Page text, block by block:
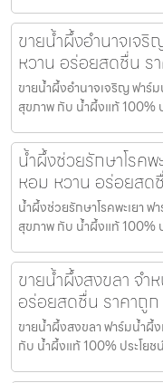
ขายน้ำผึ้งอำนาจเจ
หวาน อร่อยสดชื่น ร
ขายน้ำผึ้งอำนาจเจริญ ฟาร์
สุขภาพ กับ น้ำผึ้งแท้ 100%
น้ำผึ้งช่วยรักษาโรค
หอม หวาน อร่อยสด
น้ำผึ้งช่วยรักษาโรคพะเยา
สุขภาพ กับ น้ำผึ้งแท้ 100%
ขายน้ำผึ้งสงขลา จ
อร่อยสดชื่น ราคาถูก
ขายน้ำผึ้งสงขลา ฟาร์มน้ำผึ้
กับ น้ำผึ้งแท้ 100% ประโย